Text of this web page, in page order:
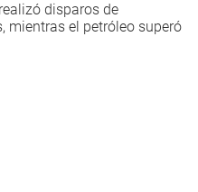
disparos de
mientras el petróleo superó